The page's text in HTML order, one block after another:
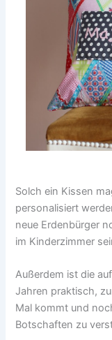
Solch ein Kissen
personalisiert
neue Erdenbürger
im Kinderzimmer
Außerdem ist die
Jahren praktisch,
Mal kommt und
Botschaften zu